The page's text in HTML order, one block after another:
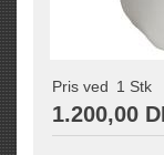
Pris ved 1 Stk
1.200,00